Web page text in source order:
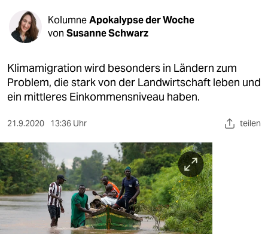
gesellschaft
kultur
sport
nord
wahrheit
verlag
KolumneApokalypse der Woche
von Susanne Schwarz
Klimamigration wird besonders in Ländern zum
Problem, die stark von der Landwirtschaft leben und
ein mittleres Einkommensniveau haben.
21.9.2020 13:36 Uhr teilen